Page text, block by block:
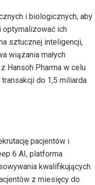
i biologicznych, aby
optymalizować ich
sztucznej inteligencji,
wiązania małych
Hansoh Pharma w celu
do 1,5 miliarda
pacjentów i
6 AI, platforma
kwalifikujących
z miesięcy do